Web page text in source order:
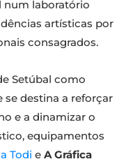
num laboratório
artísticas por
consagrados.
Setúbal como
se destina a reforçar
e a dinamizar o
equipamentos
Todi e A Gráfica